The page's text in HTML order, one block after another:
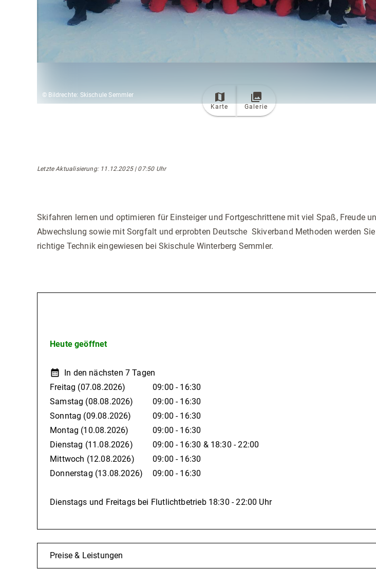
© Bildrechte: Skischule Semmler
Karte Galerie
Letzte Aktualisierung: 11.12.2025 | 07:50 Uhr
Skifahren lernen und optimieren für Einsteiger und Fortgeschrittene mit viel Spaß, Freude
Abwechslung sowie mit Sorgfalt und erprobten Deutsche Skiverband Methoden werden
richtige Technik eingewiesen bei Skischule Winterberg Semmler.
Heute geöffnet
In den nächsten 7 Tagen
Freitag (07.08.2026)
09:00 - 16:30
Samstag (08.08.2026)
09:00 - 16:30
Sonntag (09.08.2026)
09:00 - 16:30
Montag (10.08.2026)
09:00 - 16:30
Dienstag (11.08.2026) 09:00 - 16:30 & 18:30 - 22:00
Mittwoch (12.08.2026)
09:00 - 16:30
Donnerstag (13.08.2026) 09:00 - 16:30
Dienstags und Freitags bei Flutlichtbetrieb 18:30 - 22:00 Uhr
Preise & Leistungen